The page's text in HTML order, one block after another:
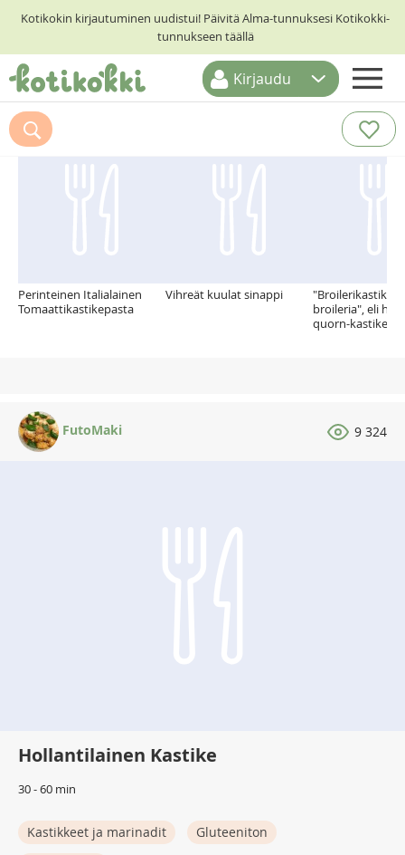
Kotikokin kirjautuminen uudistui! Päivitä Alma-tunnuksesi Kotikokki-
tunnukseen täällä
ETUSIVU
RESEPTIHAKU
Kirjaudu
Suosittelemme myös
Perinteinen Italialainen
Tomaattikastikepasta
Vihreät kuulat sinappi
"Broilerikastike
broileria", eli
quorn-kastike
FutoMaki 9 324
Hollantilainen Kastike
30 - 60 min
Kastikkeet ja marinadit
Gluteeniton